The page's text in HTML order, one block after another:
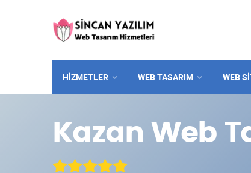
HİZMETLER WEB TASARIM WEB
Kazan Web